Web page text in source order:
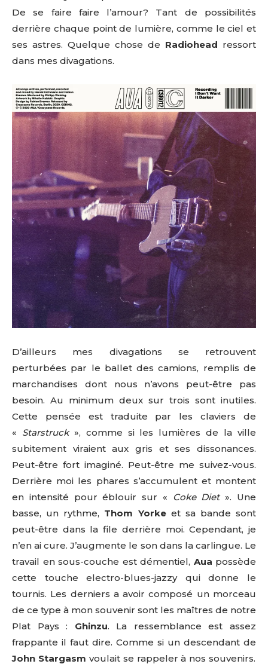
De se faire faire l’amour? Tant de possibilités
derrière chaque point de lumière, comme le ciel et
ses astres. Quelque chose de Radiohead ressort
dans mes divagations.
D’ailleurs mes divagations se retrouvent
perturbées par le ballet des camions, remplis de
marchandises dont nous n’avons peut-être pas
besoin. Au minimum deux sur trois sont inutiles.
Cette pensée est traduite par les claviers de
« Starstruck», comme si les lumières de la ville
subitement viraient aux gris et ses dissonances.
Peut-être fort imaginé. Peut-être me suivez-vous.
Derrière moi les phares s’accumulent et montent
en intensité pour éblouir sur « Coke Diet». Une
basse, un rythme, Thom Yorkeet sa bande sont
peut-être dans la file derrière moi. Cependant, je
n’en ai cure. J’augmente le son dans la carlingue. Le
travail en sous-couche est démentiel, Aua possède
cette touche electro-blues-jazzy qui donne le
tournis. Les derniers a avoir composé un morceau
de ce type à mon souvenir sont les maîtres de notre
Plat Pays : Ghinzu. La ressemblance est assez
frappante il faut dire. Comme si un descendant de
John Stargasm voulait se rappeler à nos souvenirs.